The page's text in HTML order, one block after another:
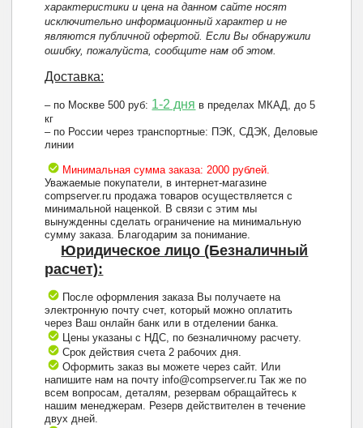
характеристики и цена на данном сайте носят
исключительно информационный характер и не
являются публичной офертой. Если Вы обнаружили
ошибку, пожалуйста, сообщите нам об этом.
Доставка:
– по Москве 500 руб: 1-2 дня в пределах МКАД, до 5
кг
– по России через транспортные: ПЭК, СДЭК, Деловые
линии
Минимальная сумма заказа: 2000 рублей.
Уважаемые покупатели, в интернет-магазине
compserver.ru продажа товаров осуществляется с
минимальной наценкой. В связи с этим мы
вынужденны сделать ограничение на минимальную
сумму заказа. Благодарим за понимание.
Юридическое лицо (Безналичный
расчет):
После оформления заказа Вы получаете на
электронную почту счет, который можно оплатить
через Ваш онлайн банк или в отделении банка.
Цены указаны с НДС, по безналичному расчету.
Срок действия счета 2 рабочих дня.
Оформить заказ вы можете через сайт. Или
напишите нам на почту info@compserver.ru Так же по
всем вопросам, деталям, резервам обращайтесь к
нашим менеджерам. Резерв действителен в течение
двух дней.